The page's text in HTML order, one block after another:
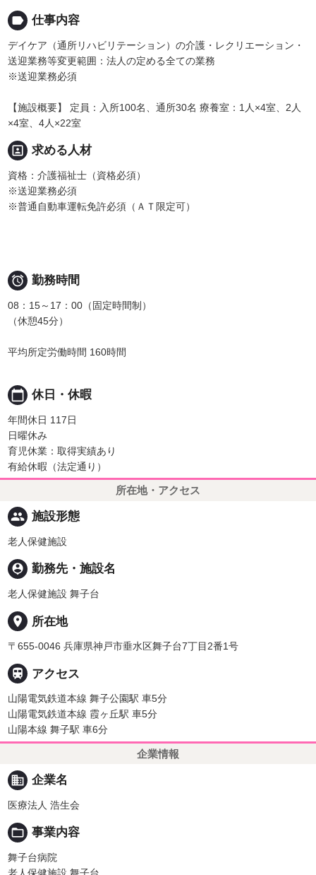
label 仕事内容
デイケア（通所リハビリテーション）の介護・レクリエーション・
送迎業務等変更範囲：法人の定める全ての業務
※送迎業務必須
【施設概要】 定員：入所100名、通所30名 療養室：1人×4室、2人
×4室、4人×22室
portrait 求める人材
資格：介護福祉士（資格必須）
※送迎業務必須
※普通自動車運転免許必須（ＡＴ限定可）
 勤務時間
08：15～17：00（固定時間制）
（休憩45分）
平均所定労働時間 160時間
calendar_today 休日・休暇
年間休日 117日
日曜休み
育児休業：取得実績あり
有給休暇（法定通り）
所在地・アクセス
people 施設形態
老人保健施設
person_pin 勤務先・施設名
老人保健施設 舞子台
place 所在地
〒655-0046 兵庫県神戸市垂水区舞子台7丁目2番1号
 アクセス
山陽電気鉄道本線 舞子公園駅 車5分
山陽電気鉄道本線 霞ヶ丘駅 車5分
山陽本線 舞子駅 車6分
企業情報
business 企業名
医療法人 浩生会
folder_open 事業内容
舞子台病院
老人保健施設 舞子台